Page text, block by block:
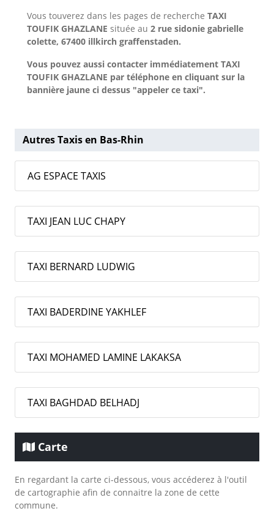
Vous touverez dans les pages de recherche TAXI
TOUFIK GHAZLANE située au 2 rue sidonie gabrielle
colette, 67400 illkirch graffenstaden.
Vous pouvez aussi contacter immédiatement TAXI
TOUFIK GHAZLANE par téléphone en cliquant sur la
bannière jaune ci dessus "appeler ce taxi".
Autres Taxis en Bas-Rhin
AG ESPACE TAXIS
TAXI JEAN LUC CHAPY
TAXI BERNARD LUDWIG
TAXI BADERDINE YAKHLEF
TAXI MOHAMED LAMINE LAKAKSA
TAXI BAGHDAD BELHADJ
Carte
En regardant la carte ci-dessous, vous accéderez à l'outil
de cartographie afin de connaitre la zone de cette
commune.